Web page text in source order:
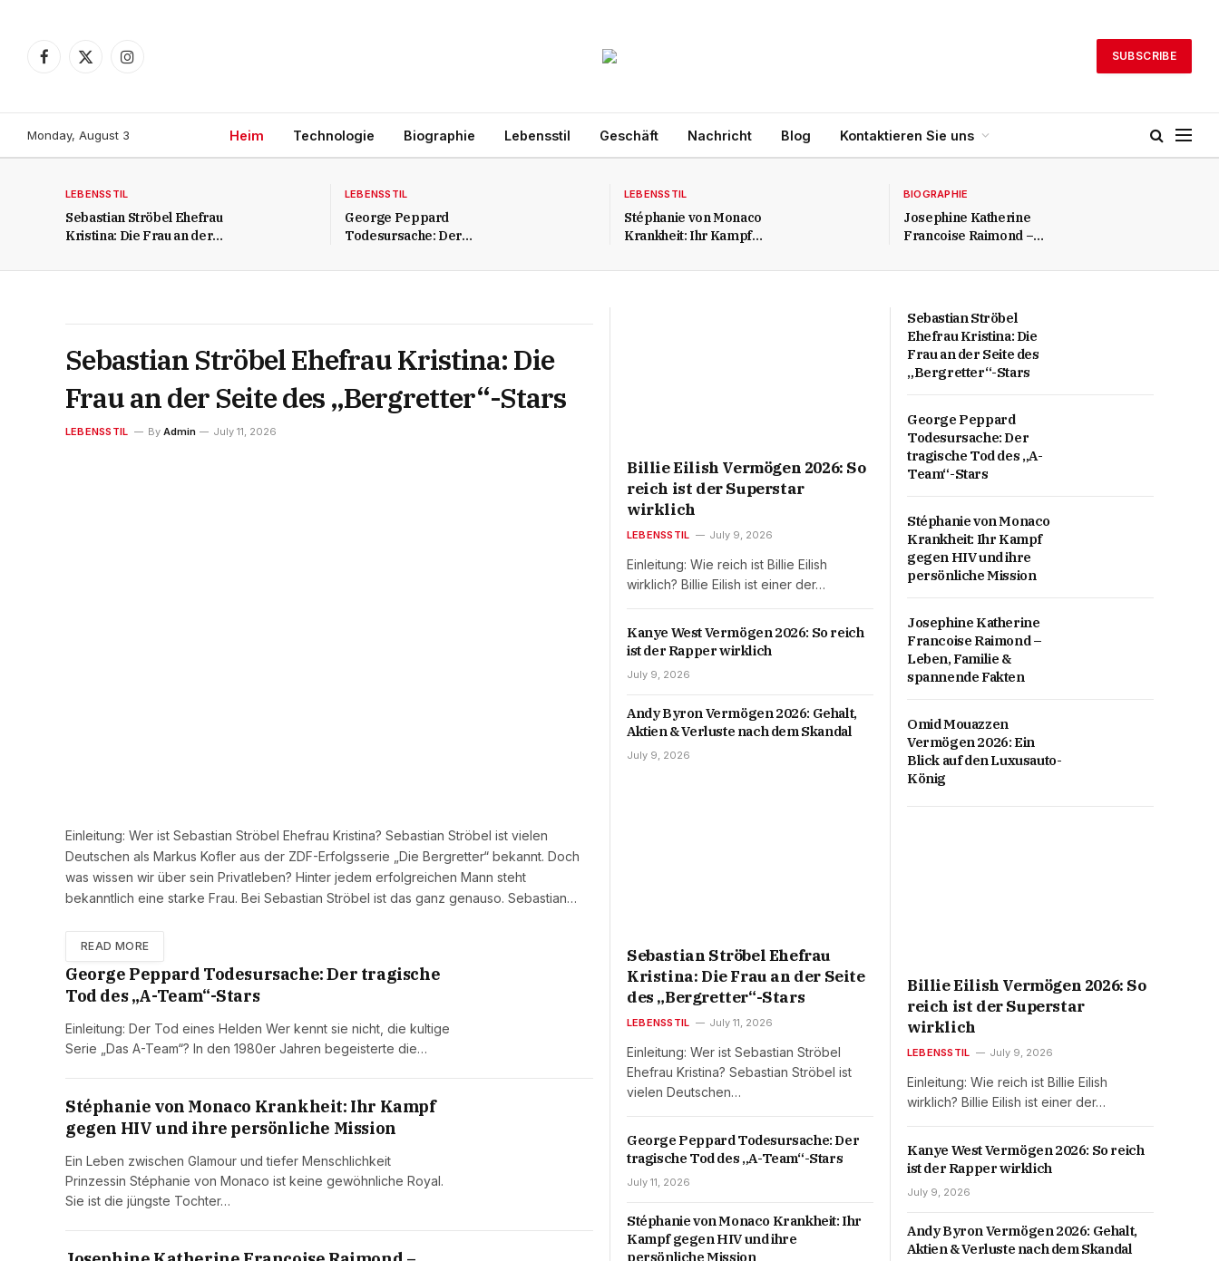
Facebook
X
Instagram
SUBSCRIBE
Monday, August 3 Heim Technologie Biographie Lebensstil Geschäft Nachricht Blog Kontaktieren Sie uns
LEBENSSTIL
Sebastian Ströbel Ehefrau
Kristina: Die Frau an der
Stars
LEBENSSTIL
George Peppard
Todesursache: Der
Team“-Stars
LEBENSSTIL
Stéphanie von Monaco
Krankheit: Ihr Kampf
persönliche Mission
BIOGRAPHIE
Josephine Katherine
Francoise Raimond –
spannende Fakten
Sebastian Ströbel Ehefrau Kristina: Die
Frau an der Seite des „Bergretter“-Stars
LEBENSSTIL By Admin July 11, 2026
Einleitung: Wer ist Sebastian Ströbel Ehefrau Kristina? Sebastian Ströbel ist vielen
Deutschen als Markus Kofler aus der ZDF-Erfolgsserie „Die Bergretter“ bekannt. Doch
was wissen wir über sein Privatleben? Hinter jedem erfolgreichen Mann steht
bekanntlich eine starke Frau. Bei Sebastian Ströbel ist das ganz genauso. Sebastian…
READ MORE
George Peppard Todesursache: Der tragische
Tod des „A-Team“-Stars
Einleitung: Der Tod eines Helden Wer kennt sie nicht, die kultige
Serie „Das A-Team“? In den 1980er Jahren begeisterte die…
Stéphanie von Monaco Krankheit: Ihr Kampf
gegen HIV und ihre persönliche Mission
Ein Leben zwischen Glamour und tiefer Menschlichkeit
Prinzessin Stéphanie von Monaco ist keine gewöhnliche Royal.
Sie ist die jüngste Tochter…
Billie Eilish Vermögen 2026: So
reich ist der Superstar
wirklich
LEBENSSTIL July 9, 2026
Einleitung: Wie reich ist Billie Eilish
wirklich? Billie Eilish ist einer der…
Kanye West Vermögen 2026: So reich
ist der Rapper wirklich
July 9, 2026
Andy Byron Vermögen 2026: Gehalt,
Aktien & Verluste nach dem Skandal
July 9, 2026
Sebastian Ströbel Ehefrau
Kristina: Die Frau an der Seite
des „Bergretter“-Stars
LEBENSSTIL July 11, 2026
Einleitung: Wer ist Sebastian Ströbel
Ehefrau Kristina? Sebastian Ströbel ist
vielen Deutschen…
George Peppard Todesursache: Der
tragische Tod des „A-Team“-Stars
July 11, 2026
Stéphanie von Monaco Krankheit: Ihr
Kampf gegen HIV und ihre
persönliche Mission
Sebastian Ströbel
Ehefrau Kristina: Die
Frau an der Seite des
„Bergretter“-Stars
George Peppard
Todesursache: Der
tragische Tod des „A-
Team“-Stars
Stéphanie von Monaco
Krankheit: Ihr Kampf
gegen HIV und ihre
persönliche Mission
Josephine Katherine
Francoise Raimond –
Leben, Familie &
spannende Fakten
Omid Mouazzen
Vermögen 2026: Ein
Blick auf den Luxusauto-
König
Billie Eilish Vermögen 2026: So
reich ist der Superstar
wirklich
LEBENSSTIL July 9, 2026
Einleitung: Wie reich ist Billie Eilish
wirklich? Billie Eilish ist einer der…
Kanye West Vermögen 2026: So reich
ist der Rapper wirklich
July 9, 2026
Andy Byron Vermögen 2026: Gehalt,
Aktien & Verluste nach dem Skandal